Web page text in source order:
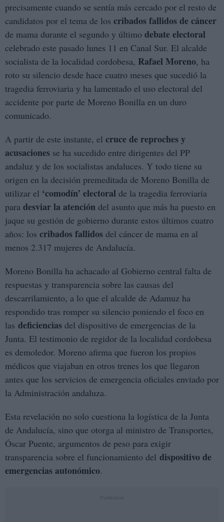
precisamente cuando se sentía más cercado por el resto de
candidatos por el tema de los cribados fallidos de cáncer
de mama durante el segundo y último debate electoral
celebrado este pasado lunes 11 en Canal Sur. El alcalde
socialista de la localidad cordobesa, Rafael Moreno, ha
roto su silencio desde hace cuatro meses que sucedió la
tragedia ferroviaria y ha lamentado el uso electoral del
accidente por parte de Moreno Bonilla en un duro
comunicado.
A partir de este instante, el cruce de reproches y
acusaciones se ha sucedido entre dirigentes del PP
andaluz y de los socialistas andaluces. Y todo tiene su
origen en la decisión premeditada de Moreno Bonilla de
utilizar el ‘comodín’ electoral de la tragedia ferroviaria
para desviar la atención del asunto que más ha puesto en
jaque su gestión de gobierno durante estos últimos cuatro
años: los cribados fallidos del cáncer de mama en al
menos 2.317 mujeres de Andalucía.
Moreno Bonilla ha achacado al Gobierno central falta de
respuestas y transparencia sobre las causas del
descarrilamiento, a lo que el alcalde de Adamuz ha
respondido tras romper su silencio poniendo el foco en
las deficiencias del dispositivo de emergencias de la
Junta. El testimonio de regidor de la localidad cordobesa
es demoledor. Moreno afirma que fueron los propios
médicos que viajaban en otros trenes los que llegaron
antes que los servicios de emergencia oficiales enviado por
la Administración andaluza.
Esta revelación no solo cuestiona la logística de la Junta
de Andalucía, sino que otorga al ministro de Transportes,
Óscar Puente, argumentos de peso para exigir
transparencia sobre el funcionamiento del dispositivo de
emergencias autonómico.